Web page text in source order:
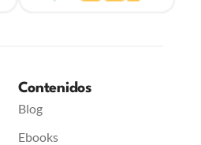
Contenidos
Blog
Ebooks